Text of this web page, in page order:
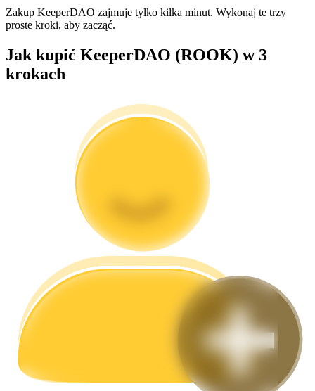
Analiza Big Data, w tym informacje handlowe itp.
Przewodnik
Przewodnik dla początkujących dotyczący kontraktów futures
Zakup KeeperDAO zajmuje tylko kilka minut. Wykonaj te trzy
proste kroki, aby zacząć.
Jak kupić KeeperDAO (ROOK) w 3
krokach